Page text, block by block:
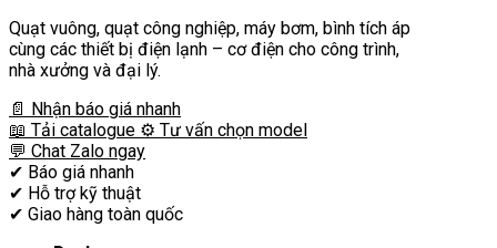
Quạt vuông, quạt công nghiệp, máy bơm, bình tích áp
cùng các thiết bị điện lạnh – cơ điện cho công trình,
nhà xưởng và đại lý.
📄 Nhận báo giá nhanh
📖 Tải catalogue ⚙️ Tư vấn chọn model
💬 Chat Zalo ngay
✔ Báo giá nhanh
✔ Hỗ trợ kỹ thuật
✔ Giao hàng toàn quốc